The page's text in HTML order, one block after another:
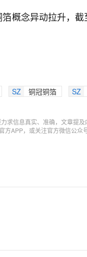
箔概念异动拉升，
SZ 铜冠铜箔 SZ
求信息真实、准确，文章提
方APP，或关注官方微信公